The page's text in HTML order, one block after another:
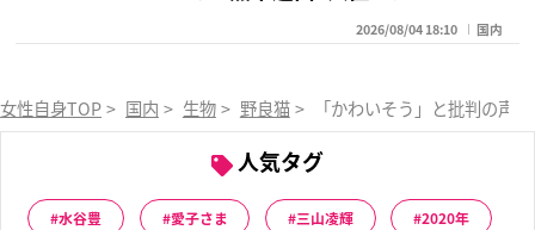
2026/08/04 18:10 国内
女性自身TOP > 国内 > 生物 > 野良猫 > 「かわいそう」と批判の
人気タグ
水谷豊 愛子さま 三山凌輝 2020年